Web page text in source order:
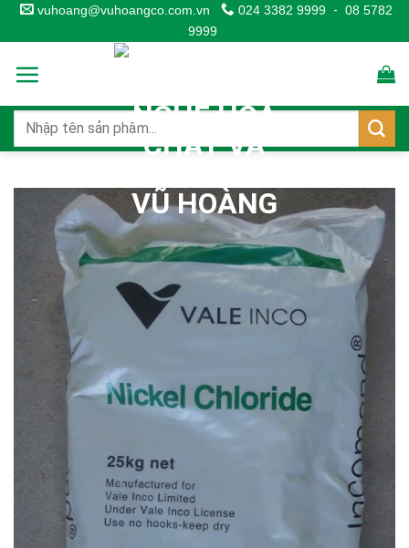
Skip
to
content
vuhoang@vuhoangco.com.vn 024 3382 9999 - 08 5782
9999